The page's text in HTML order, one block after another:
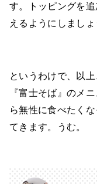
す。トッピングを
えるようにしましょ
というわけで、以
『富士そば』のメ
ら無性に食べたく
てきます。うむ。